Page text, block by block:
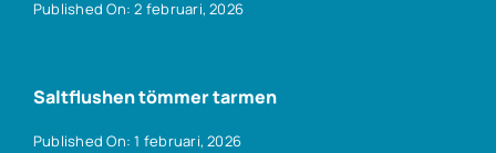
Published On: 2 februari, 2026
Saltflushen tömmer tarmen
Published On: 1 februari, 2026